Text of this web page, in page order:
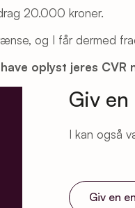
20.000 kroner.
og I får dermed
oplyst jeres CVR
Giv
I kan også
Giv en